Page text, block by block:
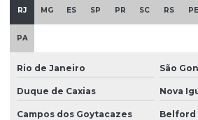
RJ MG ES SP PR SC RS PE
PA
Rio de Janeiro São
Duque de Caxias Nova
Campos dos Goytacazes Belford